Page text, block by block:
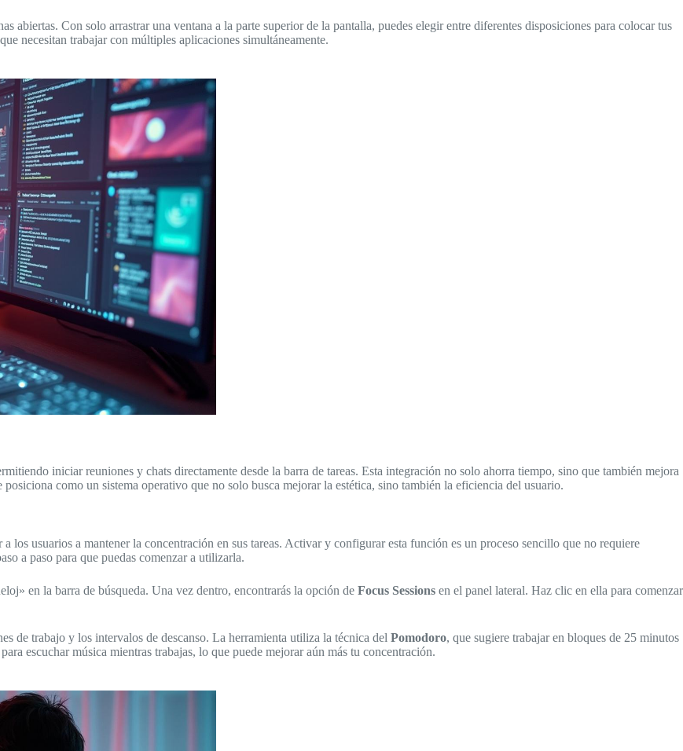
abiertas. Con solo arrastrar una ventana a la parte superior de la pantalla, puedes elegir entre diferentes disposiciones para colocar tus
necesitan trabajar con múltiples aplicaciones simultáneamente.
iniciar reuniones y chats directamente desde la barra de tareas. Esta integración no solo ahorra tiempo, sino que también mejora
como un sistema operativo que no solo busca mejorar la estética, sino también la eficiencia del usuario.
los usuarios a mantener la concentración en sus tareas. Activar y configurar esta función es un proceso sencillo que no requiere
a paso para que puedas comenzar a utilizarla.
en la barra de búsqueda. Una vez dentro, encontrarás la opción de Focus Sessions en el panel lateral. Haz clic en ella para comenzar
de trabajo y los intervalos de descanso. La herramienta utiliza la técnica del Pomodoro, que sugiere trabajar en bloques de 25 minutos
para escuchar música mientras trabajas, lo que puede mejorar aún más tu concentración.